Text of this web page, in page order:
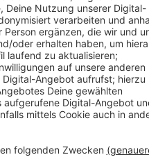
mehr als 12 Millionen Euro
flexibel bleiben.
Auch eine Verknüpfung
nur die Leverkusener
Richrath. Außerdem will
sammeln, hat die Stadt das
findet ihr über diesen Link.